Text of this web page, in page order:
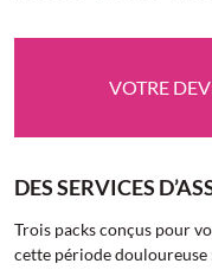
VOTRE
DES SERVICES
Trois packs conçus pour
cette période douloureuse